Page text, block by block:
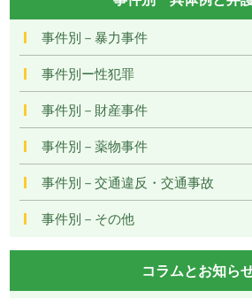
事件別－暴力事件
事件別ー性犯罪
事件別－財産事件
事件別－薬物事件
事件別－交通違反・交通事故
事件別－その他
コラムとお知ら